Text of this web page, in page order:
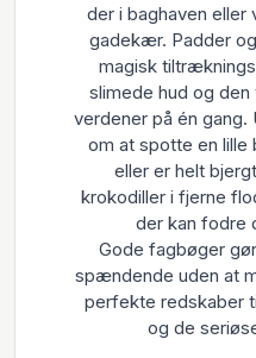
der i baghaven eller
gadekær. Padder
magisk
slimede hud og
verdener på én gang.
om at spotte en
eller er helt
krokodiller i fjerne
der kan fodre
Gode fagbøger
spændende uden at
perfekte redskaber
og de